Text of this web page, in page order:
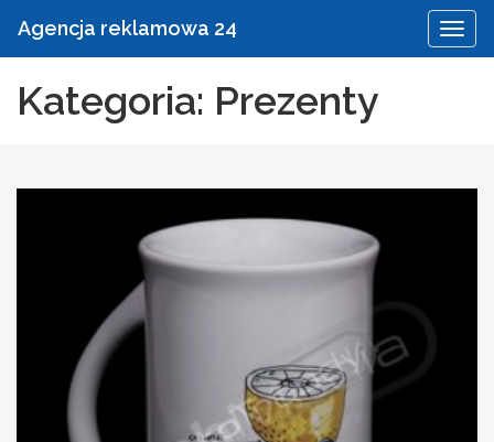
Agencja reklamowa 24
Kategoria: Prezenty